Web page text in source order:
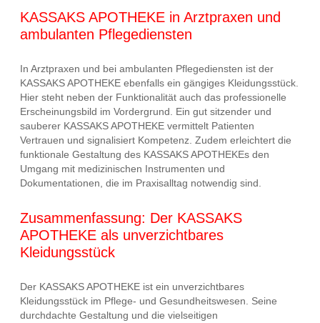
KASSAKS APOTHEKE in Arztpraxen und
ambulanten Pflegediensten
In Arztpraxen und bei ambulanten Pflegediensten ist der
KASSAKS APOTHEKE ebenfalls ein gängiges Kleidungsstück.
Hier steht neben der Funktionalität auch das professionelle
Erscheinungsbild im Vordergrund. Ein gut sitzender und
sauberer KASSAKS APOTHEKE vermittelt Patienten
Vertrauen und signalisiert Kompetenz. Zudem erleichtert die
funktionale Gestaltung des KASSAKS APOTHEKEs den
Umgang mit medizinischen Instrumenten und
Dokumentationen, die im Praxisalltag notwendig sind.
Zusammenfassung: Der KASSAKS
APOTHEKE als unverzichtbares
Kleidungsstück
Der KASSAKS APOTHEKE ist ein unverzichtbares
Kleidungsstück im Pflege- und Gesundheitswesen. Seine
durchdachte Gestaltung und die vielseitigen